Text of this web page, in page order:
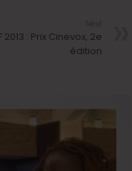
2013 : Prix Cinevox, 2e
édition